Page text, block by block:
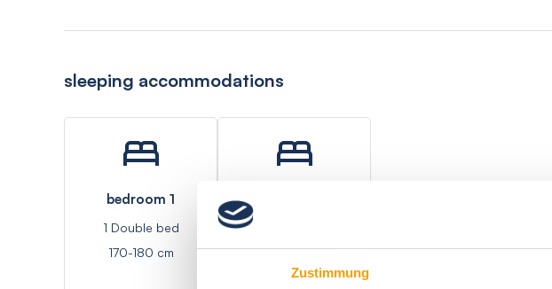
Zustimmung
sleeping accommodations
bedroom 1
1 Double bed
170-180 cm
1 Double bed - Sofa
bed